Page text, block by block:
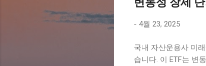
- 4월 23, 2025
국내 자산운용사 미
습니다. 이 ETF는 변